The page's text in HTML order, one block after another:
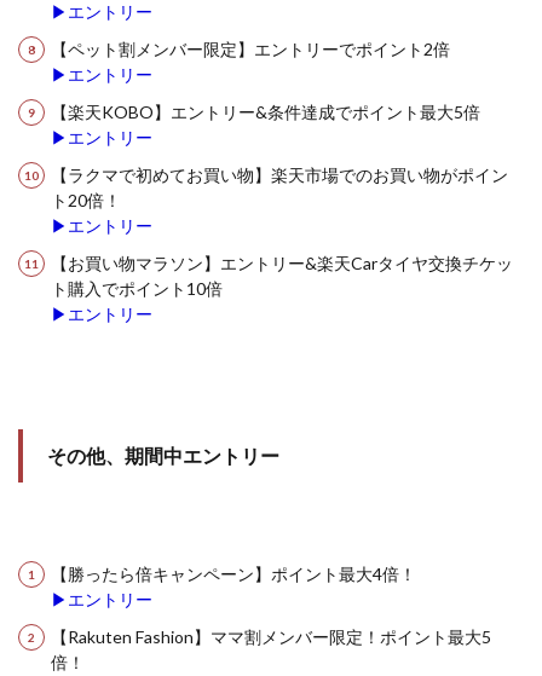
▶エントリー
【ペット割メンバー限定】エントリーでポイント2倍
▶エントリー
【楽天KOBO】エントリー&条件達成でポイント最大5倍
▶エントリー
【ラクマで初めてお買い物】楽天市場でのお買い物がポイン
ト20倍！
▶エントリー
【お買い物マラソン】エントリー&楽天Carタイヤ交換チケッ
ト購入でポイント10倍
▶エントリー
その他、期間中エントリー
【勝ったら倍キャンペーン】ポイント最大4倍！
▶エントリー
【Rakuten Fashion】ママ割メンバー限定！ポイント最大5
倍！